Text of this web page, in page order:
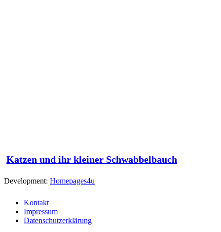
Katzen und ihr kleiner Schwabbelbauch
Development: Homepages4u
Kontakt
Impressum
Datenschutzerklärung